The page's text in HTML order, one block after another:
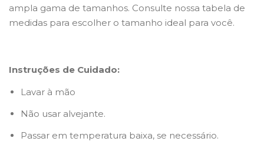
ampla gama de tamanhos. Consulte nossa tabela de
medidas para escolher o tamanho ideal para você.
Instruções de Cuidado:
Lavar à mão
Não usar alvejante.
Passar em temperatura baixa, se necessário.